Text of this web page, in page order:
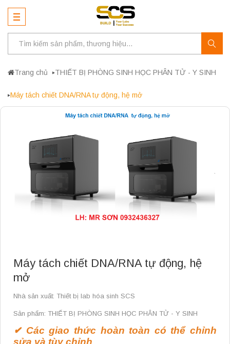
Trang chủ THIẾT BỊ PHÒNG SINH HỌC PHÂN TỬ - Y SINH
Máy tách chiết DNA/RNA tự động, hệ mở
Máy tách chiết DNA/RNA tự động, hệ
mở
Nhà sản xuất: Thiết bị lab hóa sinh SCS
Sản phẩm: THIẾT BỊ PHÒNG SINH HỌC PHÂN TỬ - Y SINH
✔ Các giao thức hoàn toàn có thể chỉnh
sửa và tùy chỉnh